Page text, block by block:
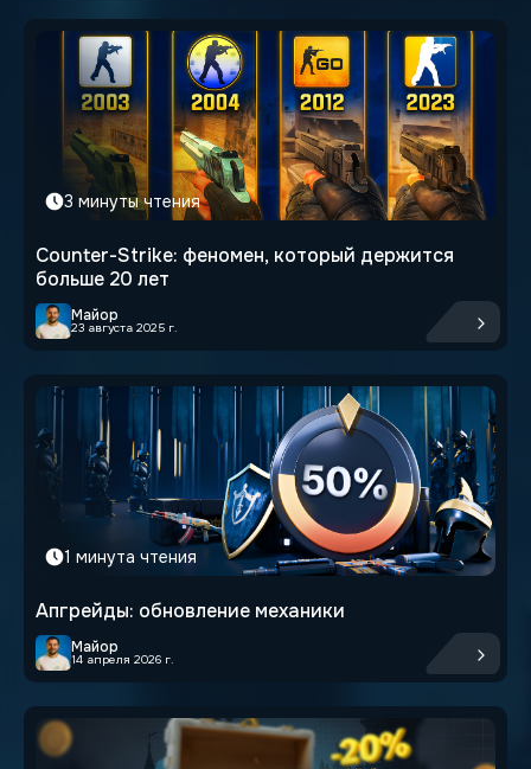
3 минуты чтения
Майор
23 августа 2025 г.
Counter-Strike: феномен, который держится
больше 20 лет
1 минута чтения
Майор
14 апреля 2026 г.
Апгрейды: обновление механики